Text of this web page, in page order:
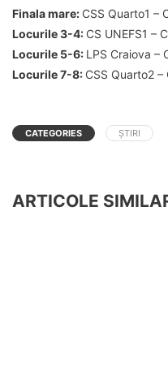
Finala mare: CSS Quarto1 –
Locurile 3-4: CS UNEFS1 –
Locurile 5-6: LPS Craiova –
Locurile 7-8: CSS Quarto2 –
CATEGORIES ȘTIRI
ARTICOLE